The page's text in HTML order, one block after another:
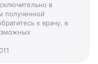
в
полученной
к врачу, в